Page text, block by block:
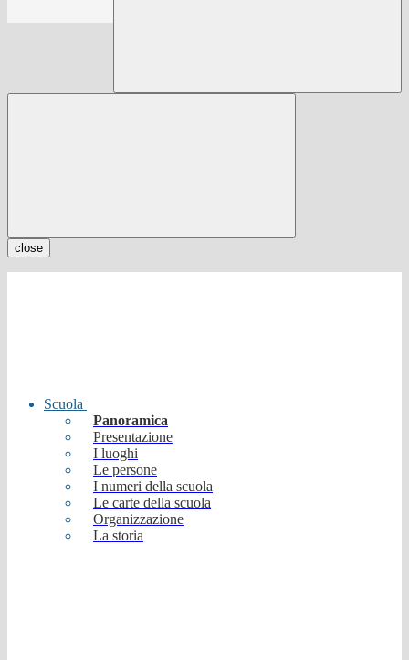
close
Scuola
Panoramica
Presentazione
I luoghi
Le persone
I numeri della scuola
Le carte della scuola
Organizzazione
La storia